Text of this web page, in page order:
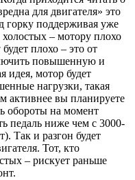
для двигателя» это
горку поддерживая уже
– мотору плохо
плохо – это от
повышенную и
идея, мотор будет
нагрузки, такая
активнее вы планируете
обороты на момент
педаль ниже чем с 3000-
Так и разгон будет
Тот, кто
– рискует раньше